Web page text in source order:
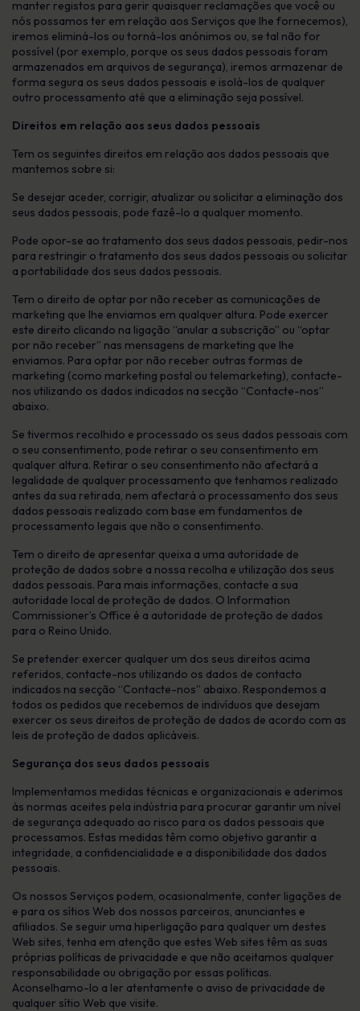
manter registos para gerir quaisquer reclamações que você ou
nós possamos ter em relação aos Serviços que lhe fornecemos),
iremos eliminá-los ou torná-los anónimos ou, se tal não for
possível (por exemplo, porque os seus dados pessoais foram
armazenados em arquivos de segurança), iremos armazenar de
forma segura os seus dados pessoais e isolá-los de qualquer
outro processamento até que a eliminação seja possível.
Direitos em relação aos seus dados pessoais
Tem os seguintes direitos em relação aos dados pessoais que
mantemos sobre si:
Se desejar aceder, corrigir, atualizar ou solicitar a eliminação dos
seus dados pessoais, pode fazê-lo a qualquer momento.
Pode opor-se ao tratamento dos seus dados pessoais, pedir-nos
para restringir o tratamento dos seus dados pessoais ou solicitar
a portabilidade dos seus dados pessoais.
Tem o direito de optar por não receber as comunicações de
marketing que lhe enviamos em qualquer altura. Pode exercer
este direito clicando na ligação “anular a subscrição” ou “optar
por não receber” nas mensagens de marketing que lhe
enviamos. Para optar por não receber outras formas de
marketing (como marketing postal ou telemarketing), contacte-
nos utilizando os dados indicados na secção “Contacte-nos”
abaixo.
Se tivermos recolhido e processado os seus dados pessoais com
o seu consentimento, pode retirar o seu consentimento em
qualquer altura. Retirar o seu consentimento não afectará a
legalidade de qualquer processamento que tenhamos realizado
antes da sua retirada, nem afectará o processamento dos seus
dados pessoais realizado com base em fundamentos de
processamento legais que não o consentimento.
Tem o direito de apresentar queixa a uma autoridade de
proteção de dados sobre a nossa recolha e utilização dos seus
dados pessoais. Para mais informações, contacte a sua
autoridade local de proteção de dados. O Information
Commissioner’s Office é a autoridade de proteção de dados
para o Reino Unido.
Se pretender exercer qualquer um dos seus direitos acima
referidos, contacte-nos utilizando os dados de contacto
indicados na secção “Contacte-nos” abaixo. Respondemos a
todos os pedidos que recebemos de indivíduos que desejam
exercer os seus direitos de proteção de dados de acordo com as
leis de proteção de dados aplicáveis.
Segurança dos seus dados pessoais
Implementamos medidas técnicas e organizacionais e aderimos
às normas aceites pela indústria para procurar garantir um nível
de segurança adequado ao risco para os dados pessoais que
processamos. Estas medidas têm como objetivo garantir a
integridade, a confidencialidade e a disponibilidade dos dados
pessoais.
Os nossos Serviços podem, ocasionalmente, conter ligações de
e para os sítios Web dos nossos parceiros, anunciantes e
afiliados. Se seguir uma hiperligação para qualquer um destes
Web sites, tenha em atenção que estes Web sites têm as suas
próprias políticas de privacidade e que não aceitamos qualquer
responsabilidade ou obrigação por essas políticas.
Aconselhamo-lo a ler atentamente o aviso de privacidade de
qualquer sítio Web que visite.